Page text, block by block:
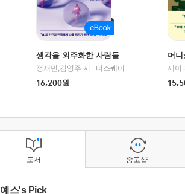
생각을 외주화한 사람들
정재민,김영주 저
더스퀘어
16,200원
머
도서
예스's Pick
중고샵